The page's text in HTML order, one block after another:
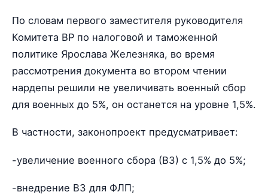
По словам первого заместителя руководителя
Комитета ВР по налоговой и таможенной
политике Ярослава Железняка, во время
рассмотрения документа во втором чтении
нардепы решили не увеличивать военный сбор
для военных до 5%, он останется на уровне 1,5%.
В частности, законопроект предусматривает:
-увеличение военного сбора (ВЗ) с 1,5% до 5%;
-внедрение ВЗ для ФЛП;